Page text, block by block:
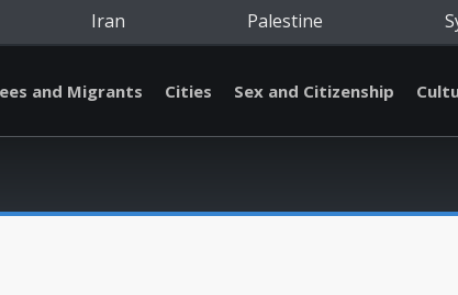
Iran Palestine
and Migrants Cities Sex and Citizenship